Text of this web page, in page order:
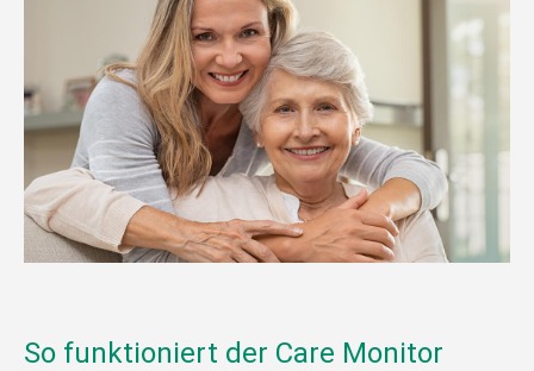
So funktioniert der Care Monitor